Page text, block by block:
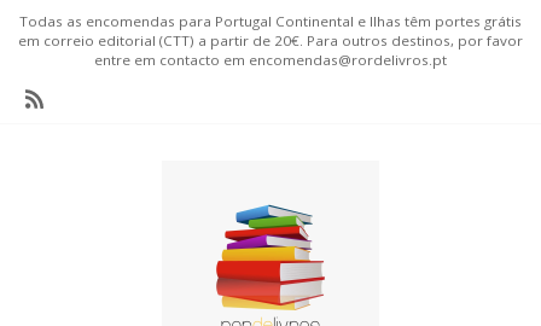
Todas as encomendas para Portugal Continental e Ilhas têm portes grátis
em correio editorial (CTT) a partir de 20€. Para outros destinos, por favor
entre em contacto em encomendas@rordelivros.pt